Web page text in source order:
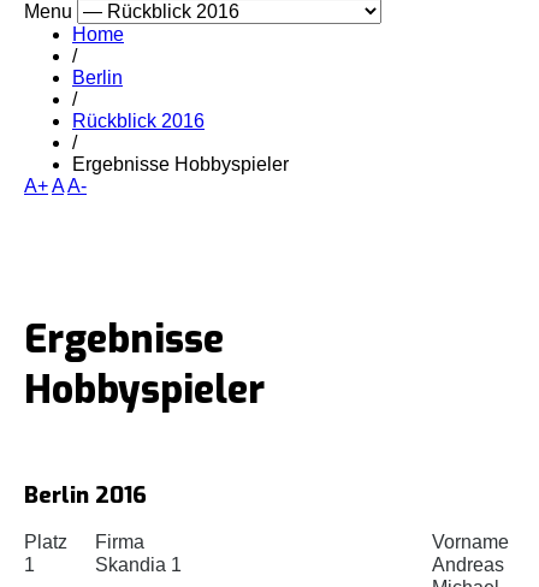
Menu
Home
/
Berlin
/
Rückblick 2016
/
Ergebnisse Hobbyspieler
A+AA-
Ergebnisse
Hobbyspieler
Berlin 2016
Platz Firma
Vorname
1
Skandia 1
Andreas